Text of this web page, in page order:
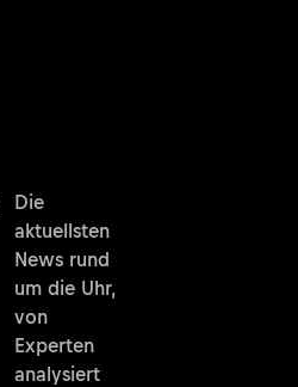
Die
aktuellsten
News rund
um die Uhr,
von
Experten
analysiert